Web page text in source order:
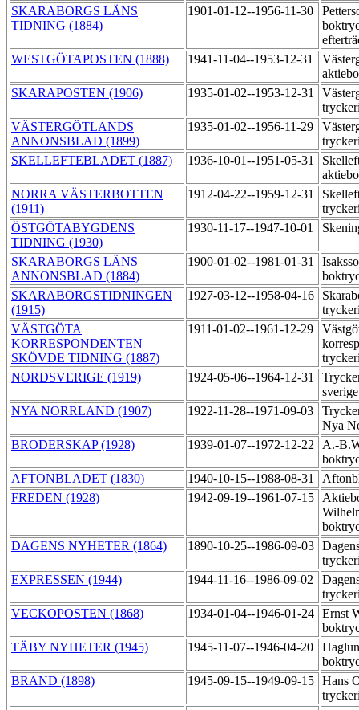
SKARABORGS LÄNS
TIDNING (1884)
1901-01-12--1956-11-30
WESTGÖTAPOSTEN (1888)
1941-11-04--1953-12-31
SKARAPOSTEN (1906)
1935-01-02--1953-12-31
VÄSTERGÖTLANDS
ANNONSBLAD (1899)
1935-01-02--1956-11-29
SKELLEFTEBLADET (1887)
1936-10-01--1951-05-31
NORRA VÄSTERBOTTEN
(1911)
1912-04-22--1959-12-31
ÖSTGÖTABYGDENS
TIDNING (1930)
1930-11-17--1947-10-01
SKARABORGS LÄNS
ANNONSBLAD (1884)
1900-01-02--1981-01-31
SKARABORGSTIDNINGEN
(1915)
1927-03-12--1958-04-16
VÄSTGÖTA
KORRESPONDENTEN
SKÖVDE TIDNING (1887)
1911-01-02--1961-12-29
NORDSVERIGE (1919)
1924-05-06--1964-12-31
NYA NORRLAND (1907)
1922-11-28--1971-09-03
Nya
BRODERSKAP (1928)
1939-01-07--1972-12-22
A.-
AFTONBLADET (1830)
1940-10-15--1988-08-31
FREDEN (1928)
1942-09-19--1961-07-15
DAGENS NYHETER (1864)
1890-10-25--1986-09-03
EXPRESSEN (1944)
1944-11-16--1986-09-02
VECKOPOSTEN (1868)
1934-01-04--1946-01-24 Ernst
TÄBY NYHETER (1945)
1945-11-07--1946-04-20
BRAND (1898)
1945-09-15--1949-09-15 Hans